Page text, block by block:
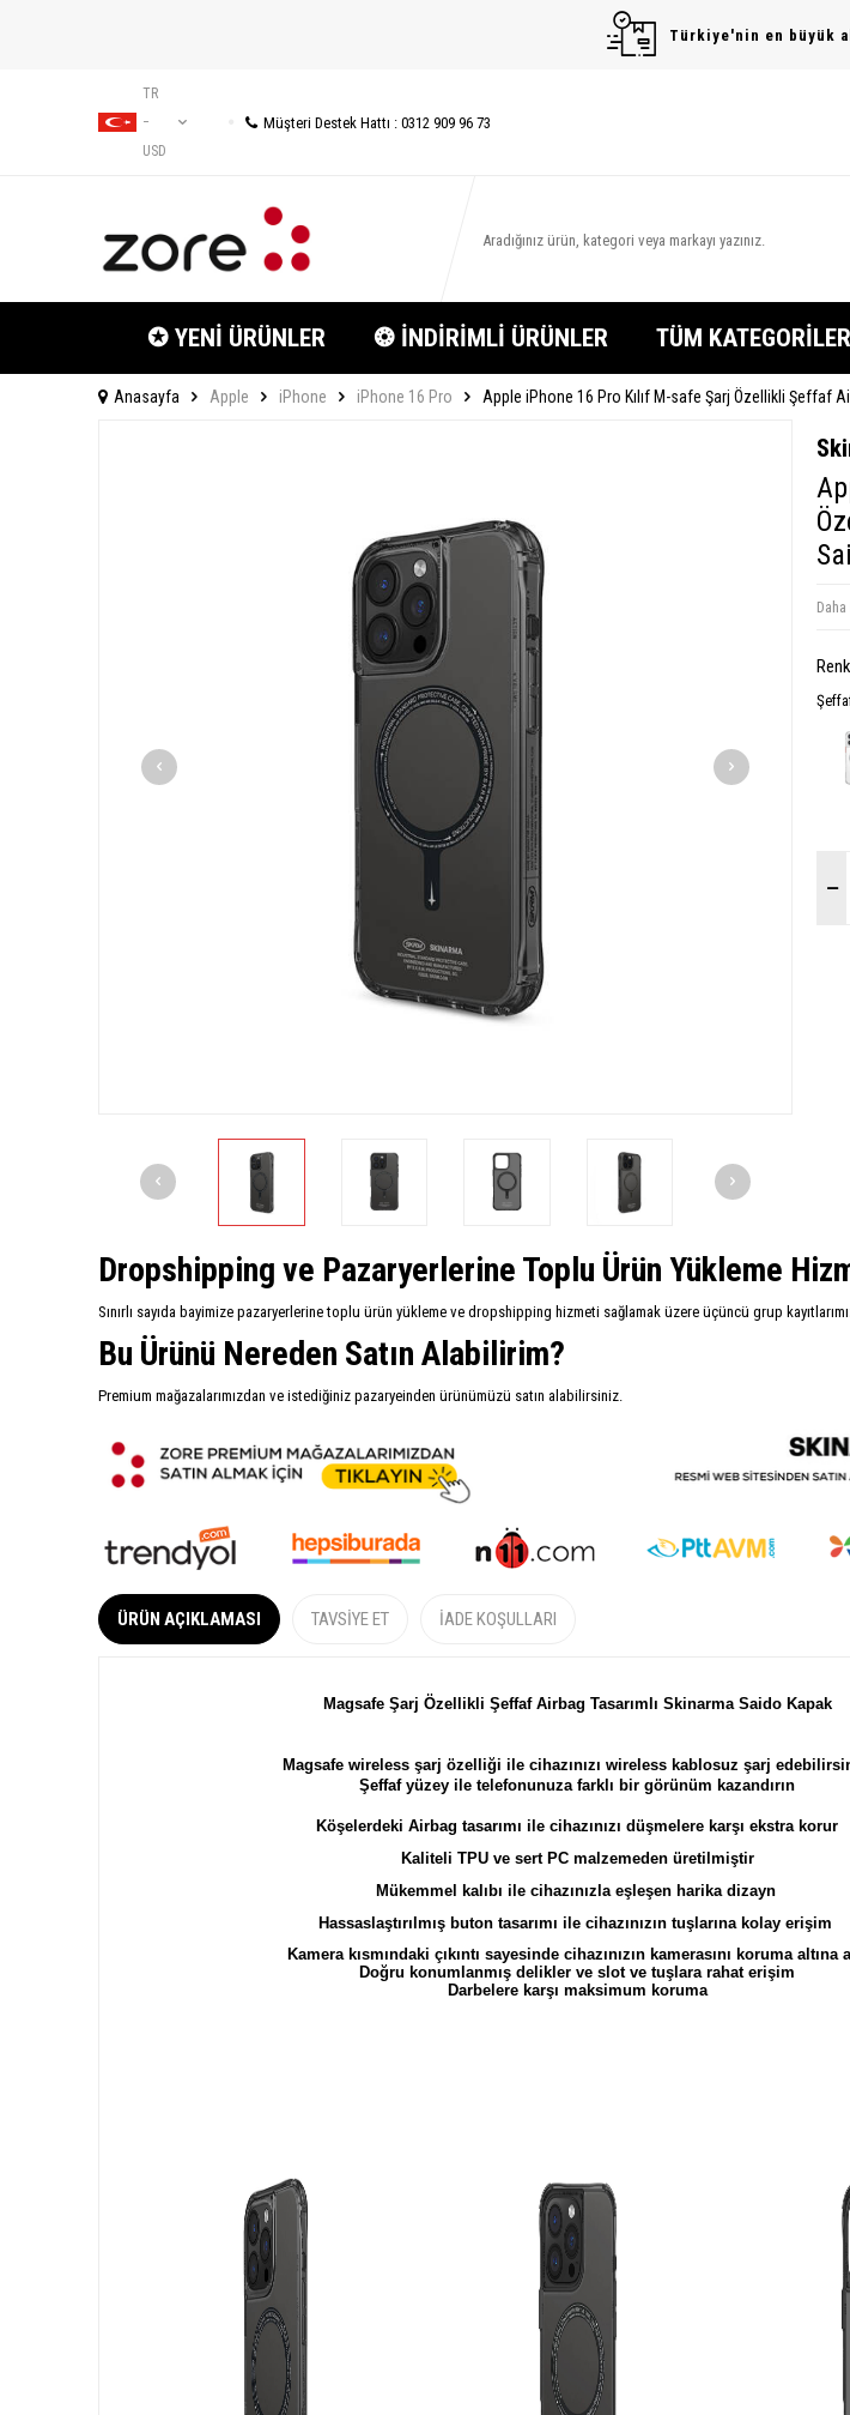
Türkiye'nin en büyük
TR
−
USD
Müşteri Destek Hattı : 0312 909 96 73
✪ YENİ ÜRÜNLER ❂ İNDİRİMLİ ÜRÜNLER TÜM KATEGORİLER
Anasayfa Apple iPhone iPhone 16 Pro Apple iPhone 16 Pro Kılıf M-safe Şarj Özellikli Şeffaf
Dropshipping ve Pazaryerlerine Toplu Ürün Yükleme
Sınırlı sayıda bayimize pazaryerlerine toplu ürün yükleme ve dropshipping hizmeti sağlamak üzere üçüncü grup
Bu Ürünü Nereden Satın Alabilirim?
Premium mağazalarımızdan ve istediğiniz pazaryeinden ürünümüzü satın alabilirsiniz.
ÜRÜN AÇIKLAMASI TAVSIYE ET İADE KOŞULLARI
Magsafe Şarj Özellikli Şeffaf Airbag Tasarımlı Skinarma Saido Kapak
Magsafe wireless şarj özelliği ile cihazınızı wireless kablosuz şarj
Şeffaf yüzey ile telefonunuza farklı bir görünüm kazandırın
Köşelerdeki Airbag tasarımı ile cihazınızı düşmelere karşı ekstra korur
Kaliteli TPU ve sert PC malzemeden üretilmiştir
Mükemmel kalıbı ile cihazınızla eşleşen harika dizayn
Hassaslaştırılmış buton tasarımı ile cihazınızın tuşlarına kolay erişim
Kamera kısmındaki çıkıntı sayesinde cihazınızın kamerasını koruma altına
Doğru konumlanmış delikler ve slot ve tuşlara rahat erişim
Darbelere karşı maksimum koruma